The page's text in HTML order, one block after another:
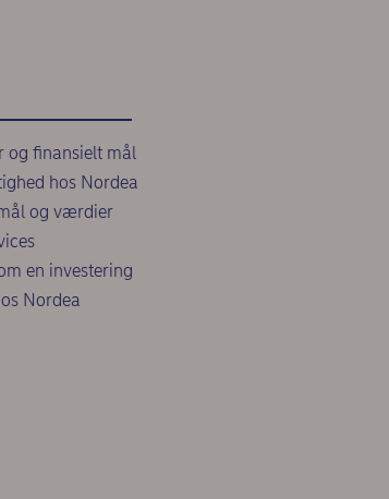
og finansielt mål
hos Nordea
og værdier
en investering
Nordea